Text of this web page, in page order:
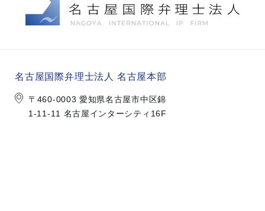
名古屋国際弁理士法人 名古屋本部
〒460-0003 愛知県名古屋市中区錦
1-11-11 名古屋インターシティ16F